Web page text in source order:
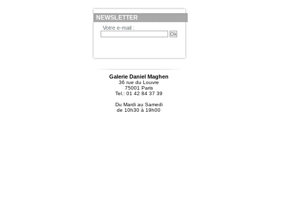
NEWSLETTER
Votre e-mail :
Galerie Daniel Maghen
36 rue du Louvre
75001 Paris
Tel.: 01 42 84 37 39
Du Mardi au Samedi
de 10h30 à 19h00